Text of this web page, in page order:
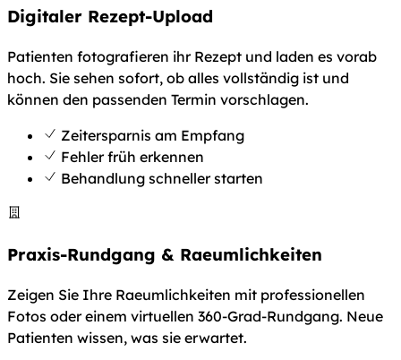
Digitaler Rezept-Upload
Patienten fotografieren ihr Rezept und laden es vorab
hoch. Sie sehen sofort, ob alles vollständig ist und
können den passenden Termin vorschlagen.
Zeitersparnis am Empfang
Fehler früh erkennen
Behandlung schneller starten
Praxis-Rundgang & Raeumlichkeiten
Zeigen Sie Ihre Raeumlichkeiten mit professionellen
Fotos oder einem virtuellen 360-Grad-Rundgang. Neue
Patienten wissen, was sie erwartet.